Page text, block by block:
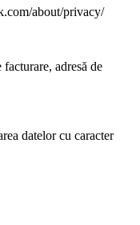
about/privacy/
adresă de
datelor cu caracter